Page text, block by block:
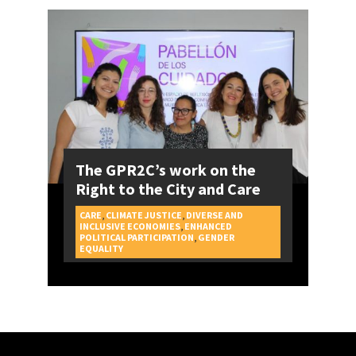
The GPR2C’s work on the
Right to the City and Care
CAMPAIGNS
CARE, CLIMATE JUSTICE, DIVERSE AND
INCLUSIVE ECONOMIES, ENHANCED
POLITICAL PARTICIPATION, GENDER
EQUALITY